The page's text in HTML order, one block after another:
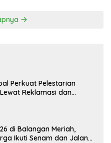
Perkuat Pelestarian
Reklamasi dan
di Balangan Meriah,
Ikuti Senam dan Jalan